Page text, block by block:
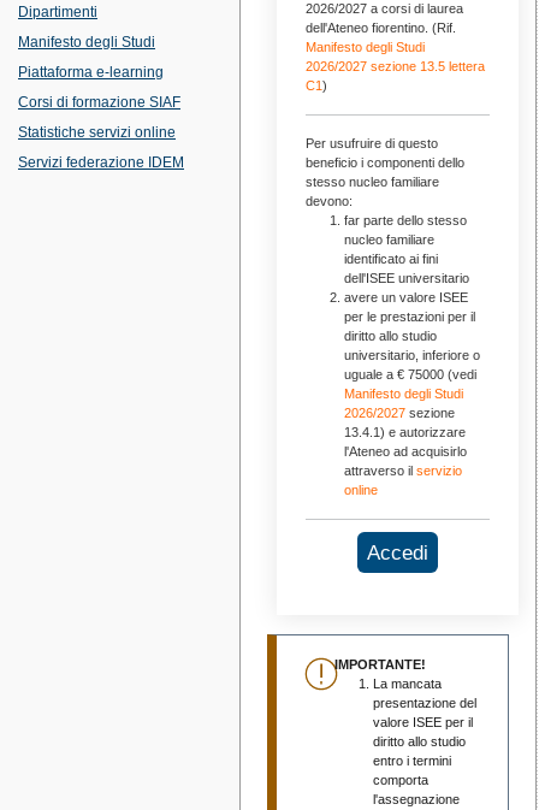
Dipartimenti
Manifesto degli Studi
Piattaforma e-learning
Corsi di formazione SIAF
Statistiche servizi online
Servizi federazione IDEM
2026/2027 a corsi di laurea
dell'Ateneo fiorentino. (Rif.
Manifesto degli Studi
2026/2027 sezione 13.5 lettera
C1)
Per usufruire di questo
beneficio i componenti dello
stesso nucleo familiare
devono:
far parte dello stesso
nucleo familiare
identificato ai fini
dell'ISEE universitario
avere un valore ISEE
per le prestazioni per il
diritto allo studio
universitario, inferiore o
uguale a € 75000 (vedi
Manifesto degli Studi
2026/2027 sezione
13.4.1) e autorizzare
l'Ateneo ad acquisirlo
attraverso ilservizio
online
Accedi
IMPORTANTE!
La mancata
presentazione del
valore ISEE per il
diritto allo studio
entro i termini
comporta
l'assegnazione